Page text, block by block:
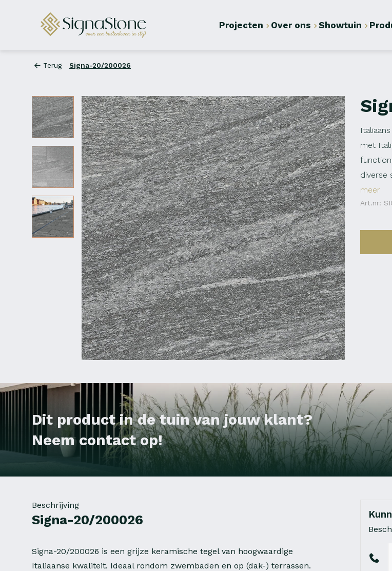
Projecten Over ons Showtuin
Terug Signa-20/200026
met
diverse
meer
Art.nr:
Dit product in de tuin van jouw klant?
Neem contact op!
Beschrijving
Signa-20/200026
Signa-20/200026 is een grijze keramische tegel van hoogwaardige
Italiaanse kwaliteit. Ideaal rondom zwembaden en op (dak-) terrassen.